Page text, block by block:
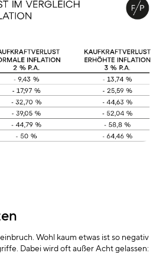
Wohl kaum etwas ist so negativ
Dabei wird oft außer Acht gelassen: